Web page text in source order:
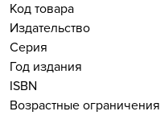
Код товара
Издательство
Серия
Год издания
ISBN
Возрастные ограничения